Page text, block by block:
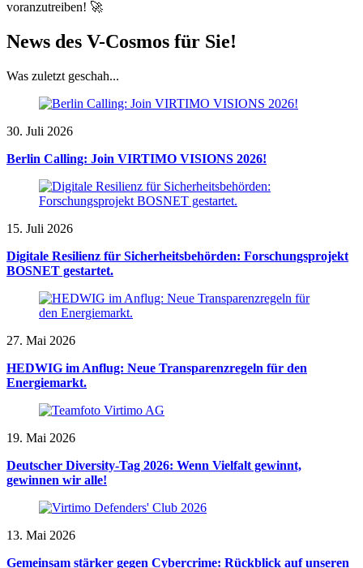
voranzutreiben! 🚀
News des V-Cosmos für Sie!
Was zuletzt geschah...
30. Juli 2026
Berlin Calling: Join VIRTIMO VISIONS 2026!
15. Juli 2026
Digitale Resilienz für Sicherheitsbehörden: Forschungsprojekt
BOSNET gestartet.
27. Mai 2026
HEDWIG im Anflug: Neue Transparenzregeln für den
Energiemarkt.
19. Mai 2026
Deutscher Diversity-Tag 2026: Wenn Vielfalt gewinnt,
gewinnen wir alle!
13. Mai 2026
Gemeinsam stärker gegen Cybercrime: Rückblick auf unseren